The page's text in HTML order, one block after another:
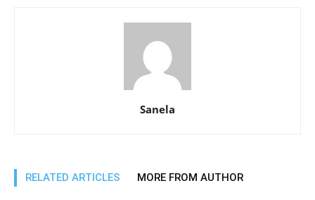
Sanela
RELATED ARTICLES MORE FROM AUTHOR